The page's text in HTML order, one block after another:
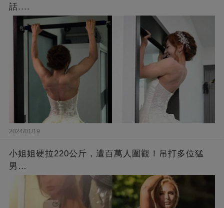
話....
2024/01/19
小姐姐硬拉220公斤，遭百萬人圍觀！吊打多位猛
男…